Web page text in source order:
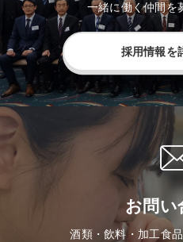
一緒に働く仲間を
採用情報を
お問い
酒類・飲料・加工食